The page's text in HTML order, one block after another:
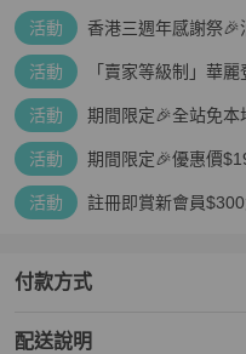
活動
香港三週年感謝祭🎉
活動 「賣家等級制」華麗
活動 期間限定🎉全站免本
活動 期間限定🎉優惠價
活動 註冊即賞新會員
付款方式
配送說明